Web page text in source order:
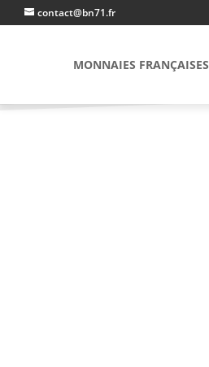
contact@bn71.fr
MONNAIES FRANÇAISES